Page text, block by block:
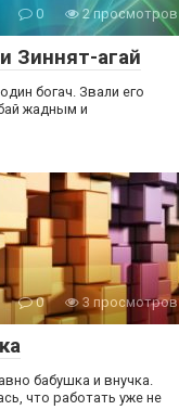
0
2 просмотров
Зиннят-агай
богач. Звали его
жадным и
0
3 просмотров
бабушка и внучка.
что работать уже не